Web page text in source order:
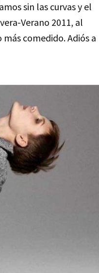
sin las curvas y el
Verano 2011, al
comedido. Adiós a